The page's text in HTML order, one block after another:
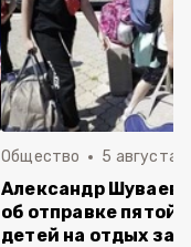
Общество 5 августа ,
Александр Шуваев
об отправке пятой
детей на отдых за